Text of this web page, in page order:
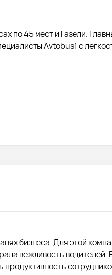
по 45 мест и Газели.
Avtobus1 с
бизнеса. Для этой
вежливость водителей.